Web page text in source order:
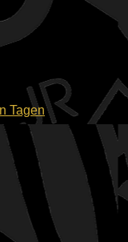
Tagen